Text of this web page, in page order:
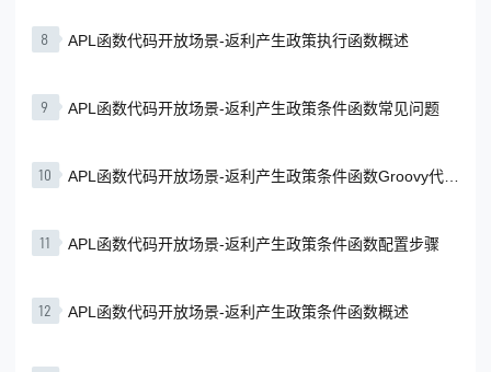
8 APL函数代码开放场景-返利产生政策执行函数概述
9 APL函数代码开放场景-返利产生政策条件函数常见问题
10
APL函数代码开放场景-返利产生政策条件函数Groovy代码
11 APL函数代码开放场景-返利产生政策条件函数配置步骤
12 APL函数代码开放场景-返利产生政策条件函数概述